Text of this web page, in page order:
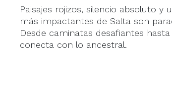
Paisajes rojizos, silencio absoluto
más impactantes de Salta son
Desde caminatas desafiantes
conecta con lo ancestral.